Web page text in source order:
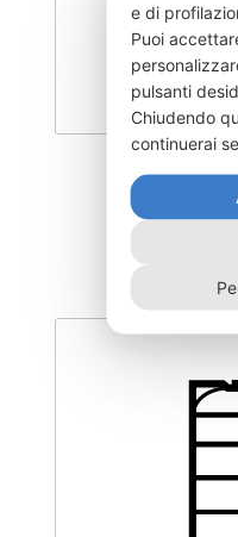
e di
Puoi
pulsanti
Chiudendo
continuerai